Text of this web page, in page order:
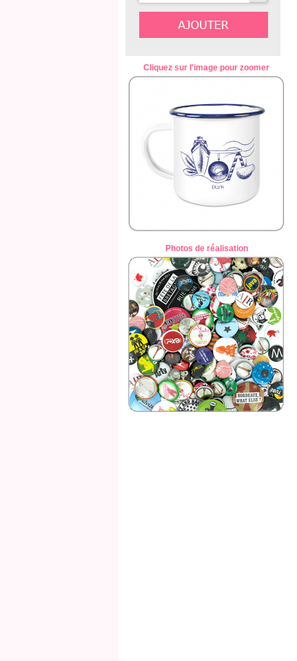
Cliquez sur l'image pour zoomer
Photos de réalisation